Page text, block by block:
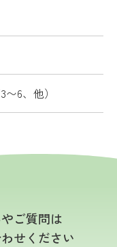
6、他）
ご質問は
せください